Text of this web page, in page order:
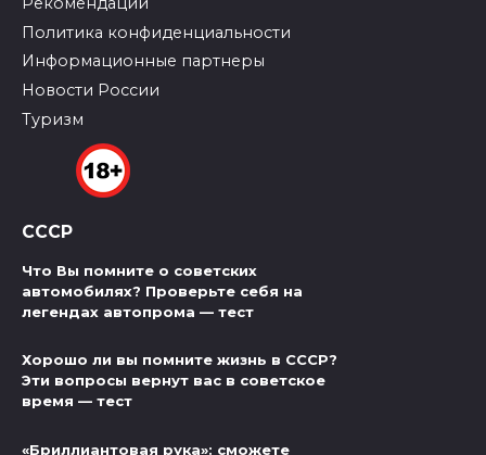
Политика конфиденциальности
Информационные партнеры
Новости России
Туризм
СССР
Что Вы помните о советских
автомобилях? Проверьте себя на
легендах автопрома — тест
Хорошо ли вы помните жизнь в СССР?
Эти вопросы вернут вас в советское
время — тест
«Бриллиантовая рука»: сможете